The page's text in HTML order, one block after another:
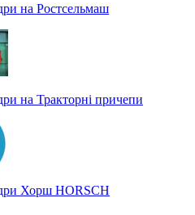
на Ростсельмаш
на Тракторні причепи
Хорш HORSCH